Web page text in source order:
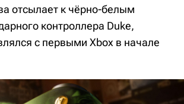
отсылает к чёрно-белым
контроллера Duke,
с первыми Xbox в начале